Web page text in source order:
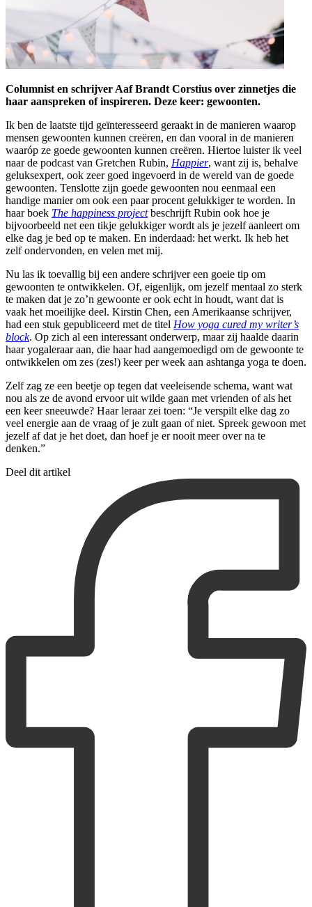
Columnist en schrijver Aaf Brandt Corstius over zinnetjes die
haar aanspreken of inspireren. Deze keer: gewoonten.
Ik ben de laatste tijd geïnteresseerd geraakt in de manieren waarop
mensen gewoonten kunnen creëren, en dan vooral in de manieren
waaróp ze goede gewoonten kunnen creëren. Hiertoe luister ik veel
naar de podcast van Gretchen Rubin, Happier, want zij is, behalve
geluksexpert, ook zeer goed ingevoerd in de wereld van de goede
gewoonten. Tenslotte zijn goede gewoonten nou eenmaal een
handige manier om ook een paar procent gelukkiger te worden. In
haar boek The happiness projectbeschrijft Rubin ook hoe je
bijvoorbeeld net een tikje gelukkiger wordt als je jezelf aanleert om
elke dag je bed op te maken. En inderdaad: het werkt. Ik heb het
zelf ondervonden, en velen met mij.
Nu las ik toevallig bij een andere schrijver een goeie tip om
gewoonten te ontwikkelen. Of, eigenlijk, om jezelf mentaal zo sterk
te maken dat je zo’n gewoonte er ook echt in houdt, want dat is
vaak het moeilijke deel. Kirstin Chen, een Amerikaanse schrijver,
had een stuk gepubliceerd met de titel How yoga cured my writer’s
block. Op zich al een interessant onderwerp, maar zij haalde daarin
haar yogaleraar aan, die haar had aangemoedigd om de gewoonte te
ontwikkelen om zes (zes!) keer per week aan ashtanga yoga te doen.
Zelf zag ze een beetje op tegen dat veeleisende schema, want wat
nou als ze de avond ervoor uit wilde gaan met vrienden of als het
een keer sneeuwde? Haar leraar zei toen: “Je verspilt elke dag zo
veel energie aan de vraag of je zult gaan of niet. Spreek gewoon met
jezelf af dat je het doet, dan hoef je er nooit meer over na te
denken.”
Deel dit artikel